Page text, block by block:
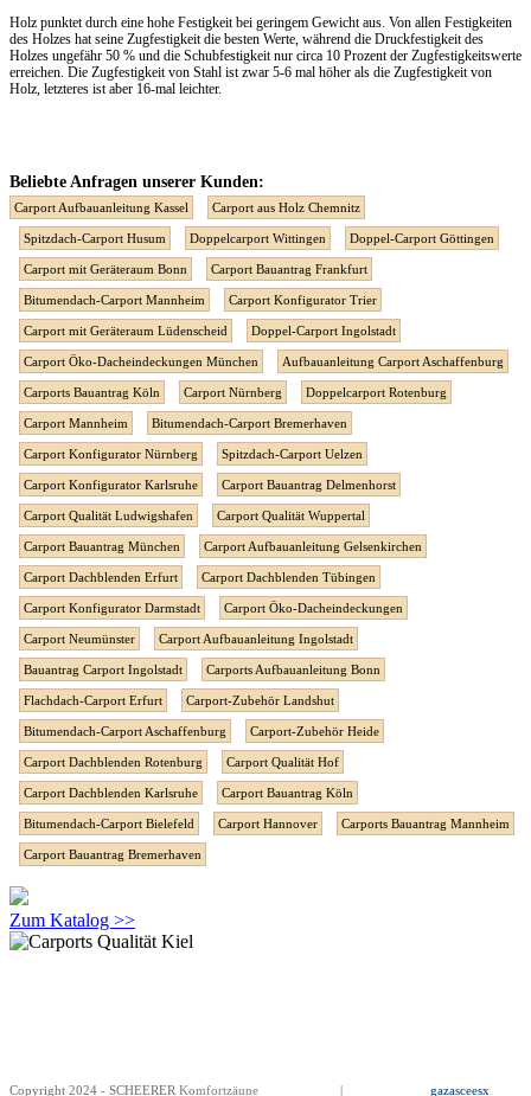
Holz punktet durch eine hohe Festigkeit bei geringem Gewicht aus. Von allen Festigkeiten
des Holzes hat seine Zugfestigkeit die besten Werte, während die Druckfestigkeit des
Holzes ungefähr 50 % und die Schubfestigkeit nur circa 10 Prozent der Zugfestigkeitswerte
erreichen. Die Zugfestigkeit von Stahl ist zwar 5-6 mal höher als die Zugfestigkeit von
Holz, letzteres ist aber 16-mal leichter.
Beliebte Anfragen unserer Kunden:
Carport Aufbauanleitung Kassel Carport aus Holz Chemnitz
Spitzdach-Carport Husum Doppelcarport Wittingen Doppel-Carport Göttingen
Carport mit Geräteraum Bonn Carport Bauantrag Frankfurt
Bitumendach-Carport Mannheim Carport Konfigurator Trier
Carport mit Geräteraum Lüdenscheid Doppel-Carport Ingolstadt
Carport Öko-Dacheindeckungen München Aufbauanleitung Carport Aschaffenburg
Carports Bauantrag Köln Carport Nürnberg Doppelcarport Rotenburg
Carport Mannheim Bitumendach-Carport Bremerhaven
Carport Konfigurator Nürnberg Spitzdach-Carport Uelzen
Carport Konfigurator Karlsruhe Carport Bauantrag Delmenhorst
Carport Qualität Ludwigshafen Carport Qualität Wuppertal
Carport Bauantrag München Carport Aufbauanleitung Gelsenkirchen
Carport Dachblenden Erfurt Carport Dachblenden Tübingen
Carport Konfigurator Darmstadt Carport Öko-Dacheindeckungen
Carport Neumünster Carport Aufbauanleitung Ingolstadt
Bauantrag Carport Ingolstadt Carports Aufbauanleitung Bonn
Flachdach-Carport Erfurt Carport-Zubehör Landshut
Bitumendach-Carport Aschaffenburg Carport-Zubehör Heide
Carport Dachblenden Rotenburg Carport Qualität Hof
Carport Dachblenden Karlsruhe Carport Bauantrag Köln
Bitumendach-Carport Bielefeld Carport Hannover Carports Bauantrag Mannheim
Carport Bauantrag Bremerhaven
Zum Katalog >>
Copyright 2024 - SCHEERER Komfortzäune | gazasceesx